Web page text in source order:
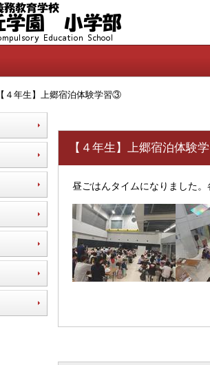
【４年生】上郷宿泊体験学習③
【４年生】上郷宿泊体験
昼ごはんタイムになりました。